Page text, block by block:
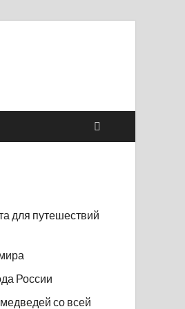
для путешествий
России
со всей